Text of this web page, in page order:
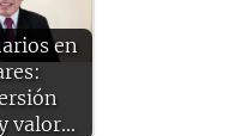
en
valor…